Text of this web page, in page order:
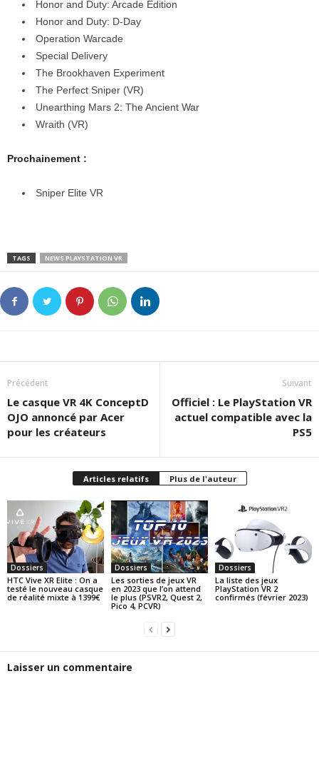
Honor and Duty: Arcade Edition
Honor and Duty: D-Day
Operation Warcade
Special Delivery
The Brookhaven Experiment
The Perfect Sniper (VR)
Unearthing Mars 2: The Ancient War
Wraith (VR)
Prochainement :
Sniper Elite VR
TAGS NEWS PLAYSTATION VR
Précédent
Le casque VR 4K ConceptD
OJO annoncé par Acer
pour les créateurs
Suivant
Officiel : Le PlayStation VR
actuel compatible avec la
PS5
Articles relatifs Plus de l'auteur
Dossiers
HTC Vive XR Elite : On a
testé le nouveau casque
de réalité mixte à 1399€
Dossiers
Les sorties de jeux VR
en 2023 que l’on attend
le plus (PSVR2, Quest 2,
Pico 4, PCVR)
Dossiers
La liste des jeux
PlayStation VR 2
confirmés (février 2023)
Laisser un commentaire